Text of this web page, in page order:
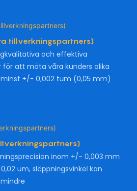
tillverkningspartners)
och effektiva
för att möta våra kunders olika
minst +/- 0,002 tum (0,05 mm)
inom +/- 0,003 mm
um, släppningsvinkel kan